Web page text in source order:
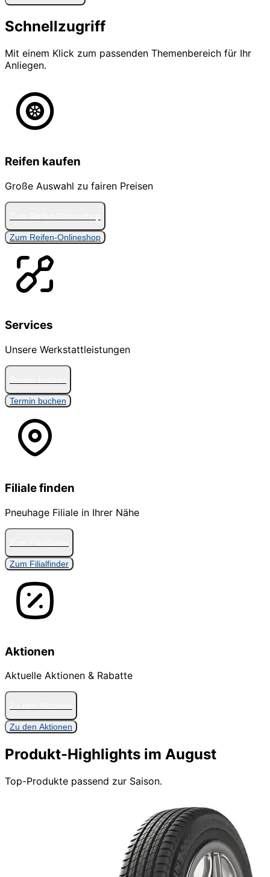
Schnellzugriff
Mit einem Klick zum passenden Themenbereich für Ihr
Anliegen.
Reifen kaufen
Große Auswahl zu fairen Preisen
Zum Reifen-Onlineshop
Services
Unsere Werkstattleistungen
Termin buchen
Filiale finden
Pneuhage Filiale in Ihrer Nähe
Zum Filialfinder
Aktionen
Aktuelle Aktionen & Rabatte
Zu den Aktionen
Produkt-Highlights im August
Top-Produkte passend zur Saison.